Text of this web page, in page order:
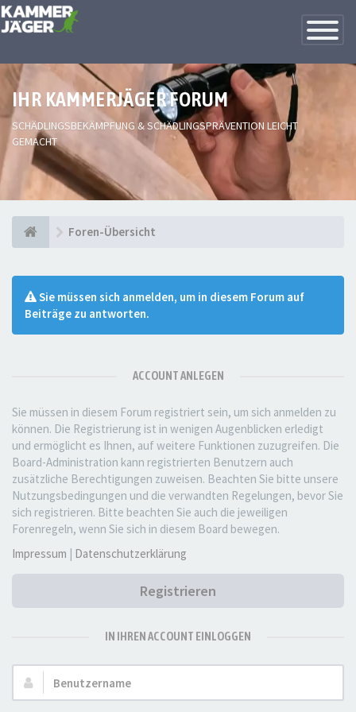
Toggle
IHR KAMMERJÄGER FORUM
SCHÄDLINGSBEKÄMPFUNG & SCHÄDLINGSPRÄVENTION LEICHT
GEMACHT
Foren-Übersicht
Sie müssen sich anmelden, um in diesem Forum auf
Beiträge zu antworten.
ACCOUNT ANLEGEN
Sie müssen in diesem Forum registriert sein, um sich anmelden zu
können. Die Registrierung ist in wenigen Augenblicken erledigt
und ermöglicht es Ihnen, auf weitere Funktionen zuzugreifen. Die
Board-Administration kann registrierten Benutzern auch
zusätzliche Berechtigungen zuweisen. Beachten Sie bitte unsere
Nutzungsbedingungen und die verwandten Regelungen, bevor Sie
sich registrieren. Bitte beachten Sie auch die jeweiligen
Forenregeln, wenn Sie sich in diesem Board bewegen.
Impressum | Datenschutzerklärung
Registrieren
IN IHREN ACCOUNT EINLOGGEN
Benutzername: